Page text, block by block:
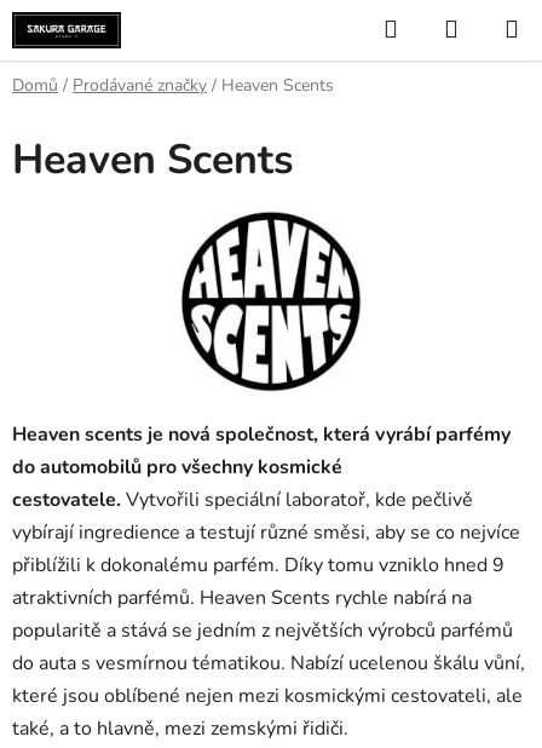
Přejít
na
obsah
Hledat
KOŠÍK
Domů / Prodávané značky / Heaven Scents
Heaven Scents
Heaven scents je nová společnost, která vyrábí parfémy
do automobilů pro všechny kosmické
cestovatele. Vytvořili speciální laboratoř, kde pečlivě
vybírají ingredience a testují různé směsi, aby se co nejvíce
přiblížili k dokonalému parfém. Díky tomu vzniklo hned 9
atraktivních parfémů. Heaven Scents rychle nabírá na
popularitě a stává se jedním z největších výrobců parfémů
do auta s vesmírnou tématikou. Nabízí ucelenou škálu vůní,
které jsou oblíbené nejen mezi kosmickými cestovateli, ale
také, a to hlavně, mezi zemskými řidiči.